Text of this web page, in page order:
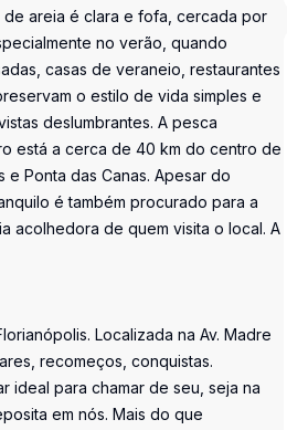
de areia é clara e fofa, cercada por
no verão, quando
casas de veraneio, restaurantes
o estilo de vida simples e
deslumbrantes. A pesca
está a cerca de 40 km do centro de
Ponta das Canas. Apesar do
é também procurado para a
acolhedora de quem visita o local. A
Localizada na Av. Madre
recomeços, conquistas.
ideal para chamar de seu, seja na
em nós. Mais do que